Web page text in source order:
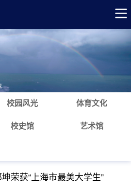
校园风光 体育文化
校史馆 艺术馆
荣获“上海市最美大学生”